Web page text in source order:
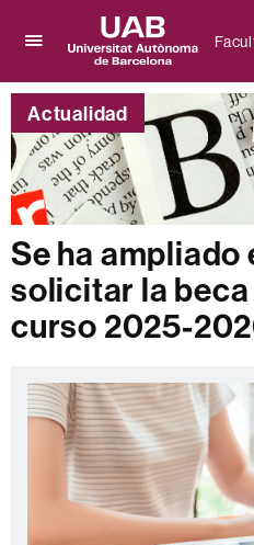
aquí
para
desplegar
el
menú
de
Facultad
Economía
y
Empresa
Universitat
Autònoma
de
Barcelona
Actualidad
Se ha ampliado
solicitar la
curso 2025-